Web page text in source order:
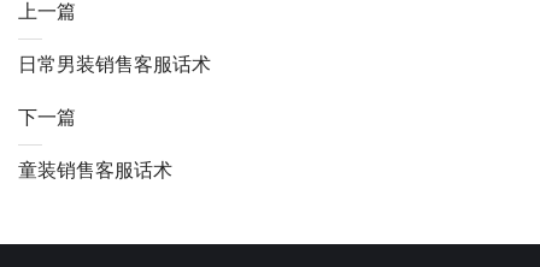
上一篇
日常男装销售客服话术
下一篇
童装销售客服话术